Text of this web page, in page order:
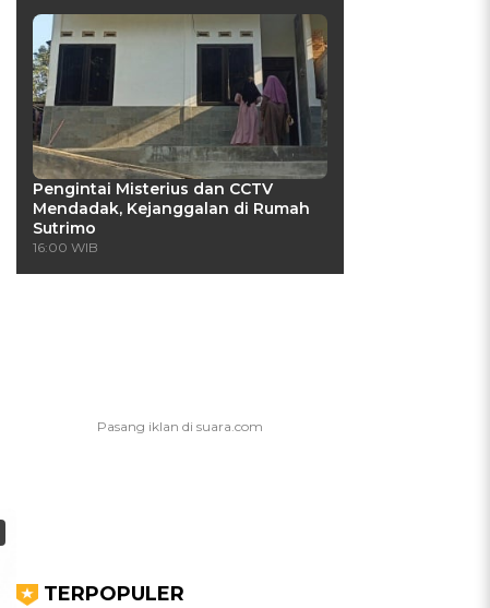
Pengintai Misterius dan CCTV
Mendadak, Kejanggalan di Rumah
Sutrimo
16:00 WIB
TERPOPULER